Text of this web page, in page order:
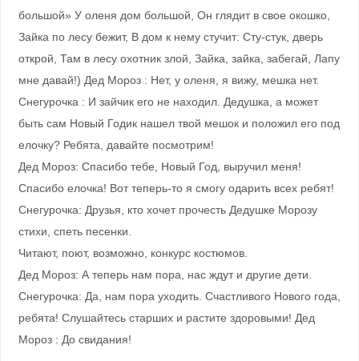
большой» У оленя дом большой, Он глядит в свое окошко,
Зайка по лесу бежит, В дом к нему стучит: Сту-стук, дверь
открой, Там в лесу охотник злой, Зайка, зайка, забегай, Лапу
мне давай!) Дед Мороз : Нет, у оленя, я вижу, мешка нет.
Снегурочка : И зайчик его не находил. Дедушка, а может
быть сам Новый Годик нашел твой мешок и положил его под
елочку? Ребята, давайте посмотрим!
Дед Мороз: Спасибо тебе, Новый Год, выручил меня!
Спасибо елочка! Вот теперь-то я смогу одарить всех ребят!
Снегурочка: Друзья, кто хочет прочесть Дедушке Морозу
стихи, спеть песенки.
Читают, поют, возможно, конкурс костюмов.
Дед Мороз: А теперь нам пора, нас ждут и другие дети.
Снегурочка: Да, нам пора уходить. Счастливого Нового года,
ребята! Слушайтесь старших и растите здоровыми! Дед
Мороз : До свидания!